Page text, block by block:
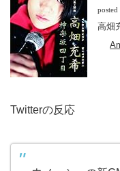
posted
高畑
Twitterの反応